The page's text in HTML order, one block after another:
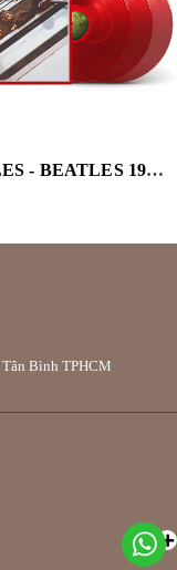
BEATLES - BEATLES 1962-1966 (2023) (RED VINYL/3LP) (HALF-SPEED)
Bình TPHCM